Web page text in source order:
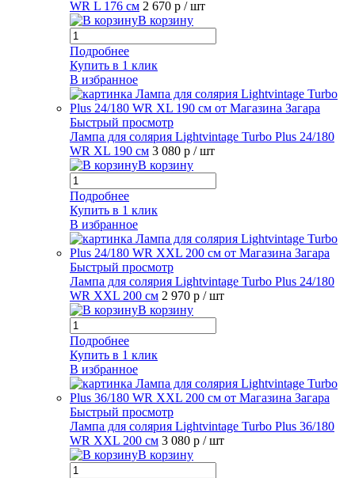
WR L 176 см 2 670 р / шт
В корзину
Подробнее
Купить в 1 клик
В избранное
Быстрый просмотр
Лампа для солярия Lightvintage Turbo Plus 24/180
WR XL 190 см 3 080 р / шт
В корзину
Подробнее
Купить в 1 клик
В избранное
Быстрый просмотр
Лампа для солярия Lightvintage Turbo Plus 24/180
WR XXL 200 см 2 970 р / шт
В корзину
Подробнее
Купить в 1 клик
В избранное
Быстрый просмотр
Лампа для солярия Lightvintage Turbo Plus 36/180
WR XXL 200 см 3 080 р / шт
В корзину